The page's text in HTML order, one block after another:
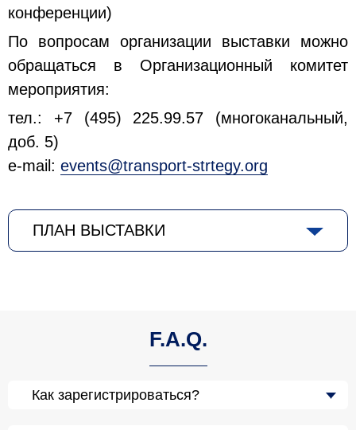
конференции)
По вопросам организации выставки можно
обращаться в Организационный комитет
мероприятия:
тел.: +7 (495) 225.99.57 (многоканальный,
доб. 5)
e-mail: events@transport-strtegy.org
ПЛАН ВЫСТАВКИ
F.A.Q.
Как зарегистрироваться?